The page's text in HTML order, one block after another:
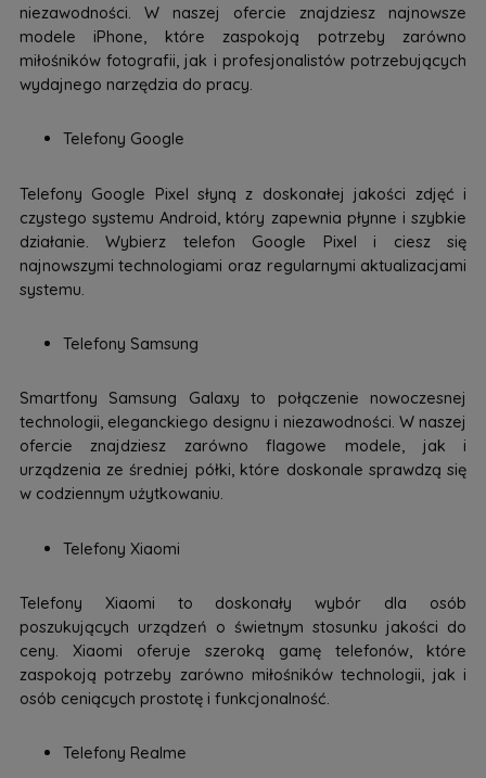
niezawodności. W naszej ofercie znajdziesz najnowsze
modele iPhone, które zaspokoją potrzeby zarówno
miłośników fotografii, jak i profesjonalistów potrzebujących
wydajnego narzędzia do pracy.
Telefony Google
Telefony Google Pixel słyną z doskonałej jakości zdjęć i
czystego systemu Android, który zapewnia płynne i szybkie
działanie. Wybierz telefon Google Pixel i ciesz się
najnowszymi technologiami oraz regularnymi aktualizacjami
systemu.
Telefony Samsung
Smartfony Samsung Galaxy to połączenie nowoczesnej
technologii, eleganckiego designu i niezawodności. W naszej
ofercie znajdziesz zarówno flagowe modele, jak i
urządzenia ze średniej półki, które doskonale sprawdzą się
w codziennym użytkowaniu.
Telefony Xiaomi
Telefony Xiaomi to doskonały wybór dla osób
poszukujących urządzeń o świetnym stosunku jakości do
ceny. Xiaomi oferuje szeroką gamę telefonów, które
zaspokoją potrzeby zarówno miłośników technologii, jak i
osób ceniących prostotę i funkcjonalność.
Telefony Realme